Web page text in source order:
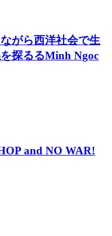
がら西洋社会で生
探るるMinh Ngoc
and NO WAR!